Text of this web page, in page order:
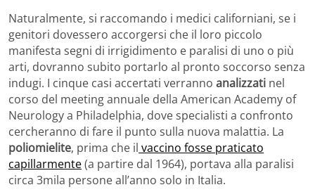
Naturalmente, si raccomando i medici californiani, se i
genitori dovessero accorgersi che il loro piccolo
manifesta segni di irrigidimento e paralisi di uno o più
arti, dovranno subito portarlo al pronto soccorso senza
indugi. I cinque casi accertati verranno analizzati nel
corso del meeting annuale della American Academy of
Neurology a Philadelphia, dove specialisti a confronto
cercheranno di fare il punto sulla nuova malattia. La
poliomielite, prima che il vaccino fosse praticato
capillarmente(a partire dal 1964), portava alla paralisi
circa 3mila persone all’anno solo in Italia.